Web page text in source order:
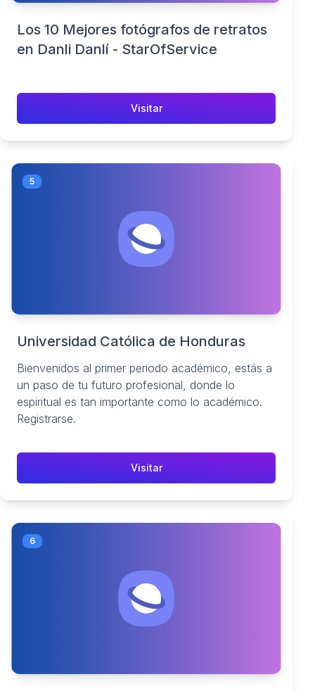
Los 10 Mejores fotógrafos de retratos
en Danli Danlí - StarOfService
Visitar
5
Universidad Católica de Honduras
Bienvenidos al primer periodo académico, estás a
un paso de tu futuro profesional, donde lo
espiritual es tan importante como lo académico.
Registrarse.
Visitar
6